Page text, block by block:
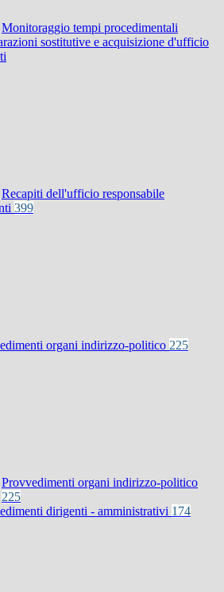
Monitoraggio tempi procedimentali
sostitutive e acquisizione d'ufficio
Recapiti dell'ufficio responsabile
399
organi indirizzo-politico 225
Provvedimenti organi indirizzo-politico
225
dirigenti - amministrativi 174